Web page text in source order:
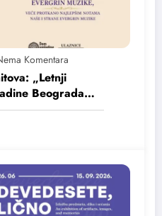
„Letnji
Beograda